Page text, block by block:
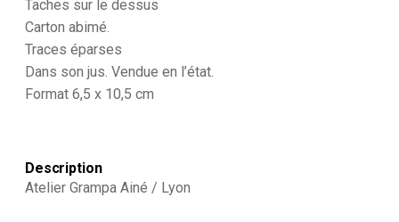
-
3ème
-
7ème
Cuirassier
Lyon
Taches sur le dessus
Carton abimé.
Traces éparses
Dans son jus. Vendue en l’état.
Format 6,5 x 10,5 cm
Description
Atelier Grampa Ainé / Lyon